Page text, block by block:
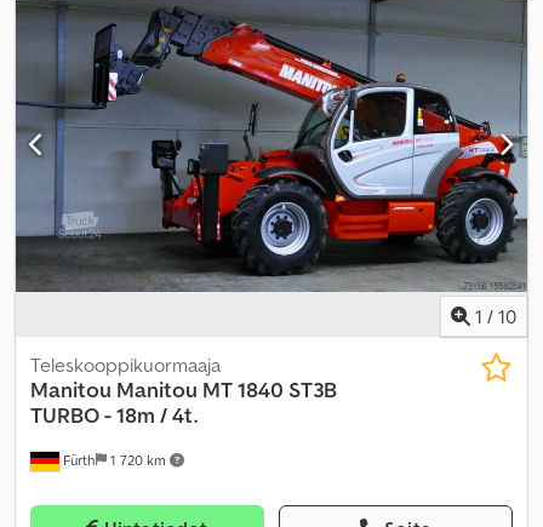
1 / 10
Fürth 1 720 km
Teleskooppikuormaaja
Manitou Manitou MT 1840 ST3B
TURBO - 18m / 4t.